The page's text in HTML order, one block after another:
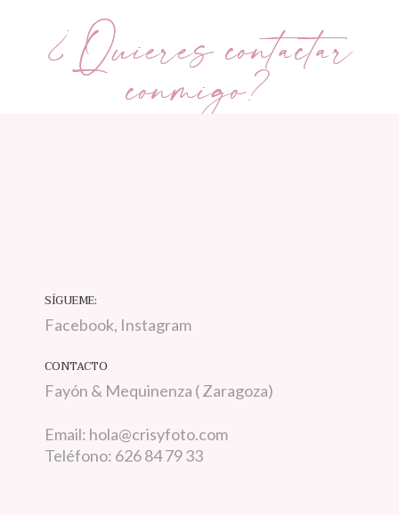
¿Quieres contactar
conmigo?
SÍGUEME:
Facebook, Instagram
CONTACTO
Fayón & Mequinenza ( Zaragoza)
Email: hola@crisyfoto.com
Teléfono: 626 84 79 33